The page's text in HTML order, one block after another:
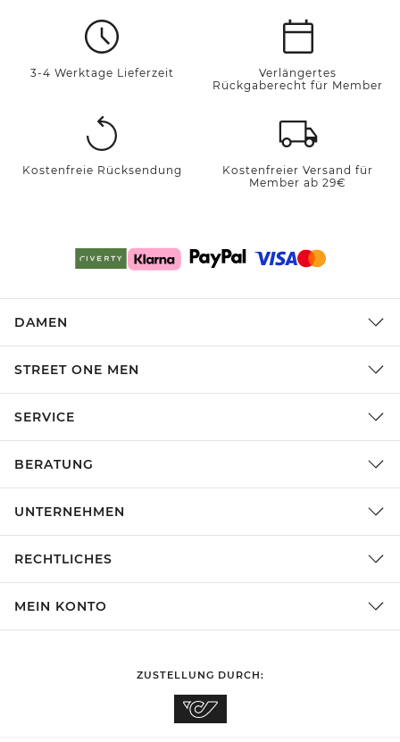
3-4 Werktage Lieferzeit
Verlängertes
Rückgaberecht für Member
Kostenfreie Rücksendung
Kostenfreier Versand für
Member ab 29€
DAMEN
STREET ONE MEN
SERVICE
BERATUNG
UNTERNEHMEN
RECHTLICHES
MEIN KONTO
ZUSTELLUNG DURCH: